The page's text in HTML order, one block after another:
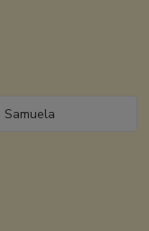
Samuela